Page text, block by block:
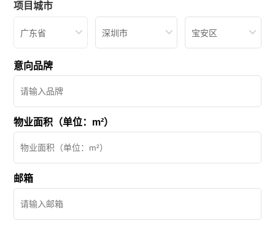
项目城市
广东省 深圳市 宝安区
意向品牌
物业面积（单位：m²）
邮箱